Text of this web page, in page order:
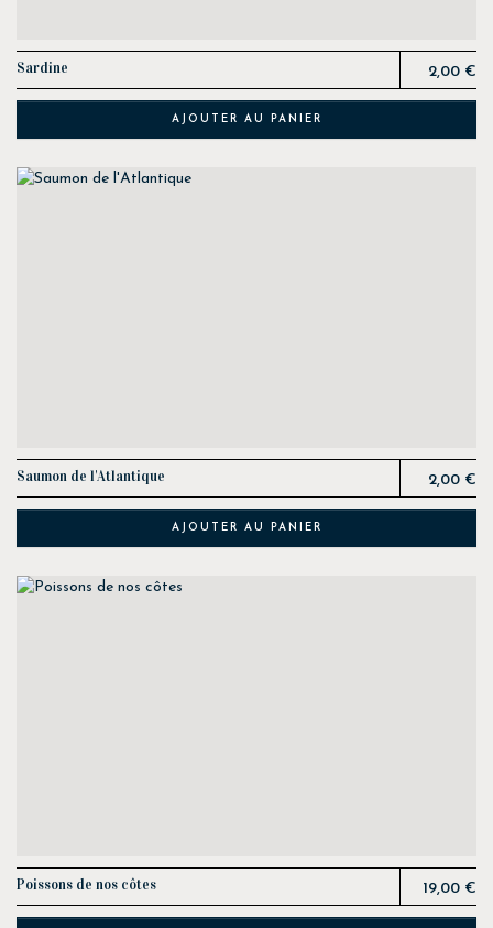
AJOUTER AU PANIER
Sardine Prix
2,00 €
AJOUTER AU PANIER
Saumon de l'Atlantique Prix
2,00 €
Poissons de nos côtes Prix
19,00 €